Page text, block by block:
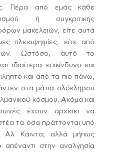
Πέρα από εμάς κάθε
ή συγκριτικής
μακελειών, είτε αυτά
πλειοψηφίες, είτε από
Ωστόσο, αυτό το
ιδιαίτερα επικίνδυνο και
και από τα πιο πάνω,
στα μάτια ολόκληρου
κόσμου. Ακόμα και
έχουν αρχίσει να
τα όσα πράττονται υπό
Αλ Κάιντα, αλλά μήπως
απέναντι στην αναλγησία